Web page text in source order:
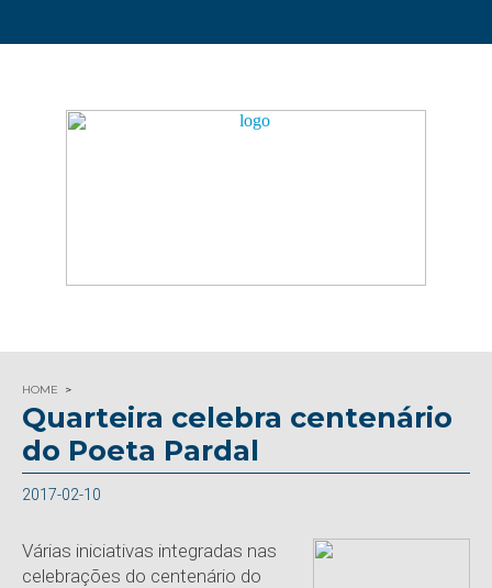
HOME
Quarteira celebra centenário
do Poeta Pardal
2017-02-10
Várias iniciativas integradas nas
celebrações do centenário do